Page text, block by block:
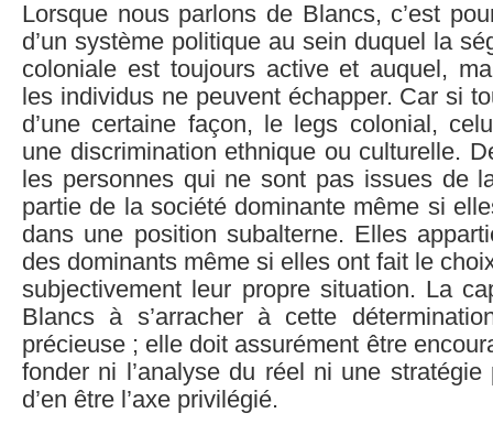
Lorsque nous parlons de Blancs, c’est
d’un système politique au sein duquel la
coloniale est toujours active et auquel,
les individus ne peuvent échapper. Car si
d’une certaine façon, le legs colonial,
une discrimination ethnique ou culturelle.
les personnes qui ne sont pas issues de
partie de la société dominante même si
dans une position subalterne. Elles
des dominants même si elles ont fait le
subjectivement leur propre situation. La
Blancs à s’arracher à cette
précieuse ; elle doit assurément être
fonder ni l’analyse du réel ni une
d’en être l’axe privilégié.